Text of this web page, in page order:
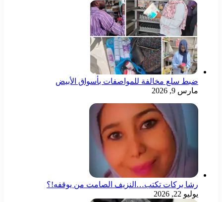
ضبط سلع مخالفة للمواصفات بأسواق الأبيض
مارس 9, 2026
رشا بركات تكتب…النزيف الصامت من يوقفه!؟
يوليو 22, 2026